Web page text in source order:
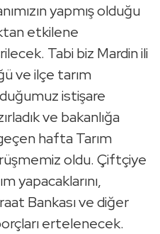
yapmış olduğu
etkilene
Tabi biz Mardin ili
ve ilçe tarım
istişare
ve bakanlığa
hafta Tarım
oldu. Çiftçiye
yapacaklarını,
Bankası ve diğer
ertelenecek.